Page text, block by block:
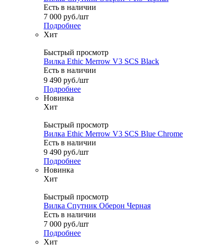
Есть в наличии
7 000 руб./шт
Подробнее
Хит
Быстрый просмотр
Вилка Ethic Merrow V3 SCS Black
Есть в наличии
9 490 руб./шт
Подробнее
Новинка
Хит
Быстрый просмотр
Вилка Ethic Merrow V3 SCS Blue Chrome
Есть в наличии
9 490 руб./шт
Подробнее
Новинка
Хит
Быстрый просмотр
Вилка Спутник Оберон Черная
Есть в наличии
7 000 руб./шт
Подробнее
Хит